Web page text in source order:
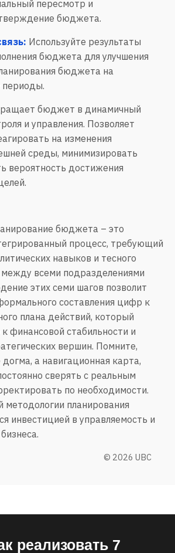
пересмотр и
бюджета.
Используйте результаты
бюджета для улучшения
бюджета на
бюджет в динамичный
и управления. Позволяет
на изменения
среды, минимизировать
вероятность достижения
бюджета – это
процесс, требующий
навыков и тесного
всеми подразделениями
этих семи шагов позволит
составления цифр к
плана действий, который
финансовой стабильности и
вершин. Помните,
а навигационная карта,
сверять с реальным
по необходимости.
методологии планирования
инвестицией в управляемость и
© 2026 UBC
реализовать 7